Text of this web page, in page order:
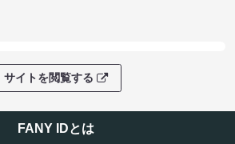
サイトを閲覧する
FANY IDとは